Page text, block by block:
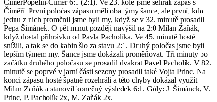
ČíměřPopelín-Číměř 6:1 (2:1). Ve 23. kole jsme sehráli zápas s
Číměří. První poločas zápasu měli oba týmy šance, ale první, kdo
jednu z nich proměnil jsme byli my, když se v 32. minutě prosadil
Pepa Šimánek. O pět minut později navýšil na 2:0 Milan Zaňák,
když dostal přihrávku od Pavla Pacholíka. Ve 45. minutě hosté
snížili, a tak se do kabin šlo za stavu 2:1. Druhý poločas jsme byli
lepším týmem my. Šance jsme dokázali proměňovat. Tři minuty po
začátku druhého poločasu se prosadil dvakrát Pavel Pacholík. V 82.
minutě se poprvé v jarní části sezony prosadil také Vojta Princ. Na
konci zápasu hosté špatně rozehráli a této chyby dokázal využít
Milan Zaňák a stanovil konečný výsledek 6:1. Góly: J. Šimánek, V.
Princ, P. Pacholík 2x, M. Zaňák 2x.